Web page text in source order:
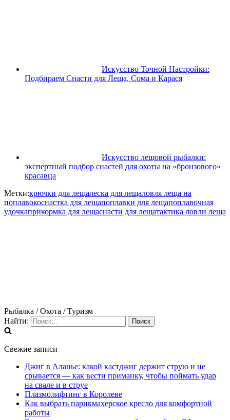
Искусство Точной Настройки:
Подбираем Снасти для Леща, Сома и Карася
Искусство лещовой рыбалки:
экспертный подбор снастей для охоты на «бронзового»
красавца
Метки:крючки для лещалеска для лещаловля леща на
поплавокоснастка для лещапоплавки для лещапоплавочная
удочкаприкормка для лещаснасти для лещатактика ловли леща
Рыбалка / Охота / Туризм
Найти:
Свежие записи
Джиг в Аланье: какой кастджиг держит струю и не
срывается — как вести приманку, чтобы поймать удар
на свале и в струе
Плазмолифтинг в Королеве
Как выбрать парикмахерское кресло для комфортной
работы